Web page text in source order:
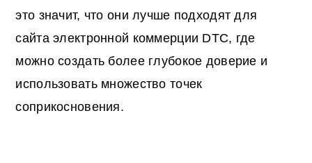
это значит, что они лучше подходят для
сайта электронной коммерции DTC, где
можно создать более глубокое доверие и
использовать множество точек
соприкосновения.